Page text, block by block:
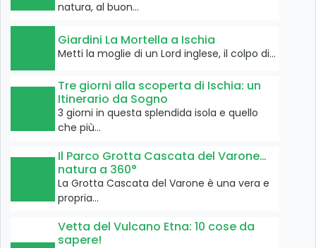
natura, al buon…
Giardini La Mortella a Ischia
Metti la moglie di un Lord inglese, il colpo di…
Tre giorni alla scoperta di Ischia: un
Itinerario da Sogno
3 giorni in questa splendida isola e quello
che più…
Il Parco Grotta Cascata del Varone…
natura a 360°
La Grotta Cascata del Varone è una vera e
propria…
Vetta del Vulcano Etna: 10 cose da
sapere!